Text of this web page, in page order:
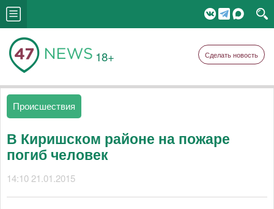
18+ Сделать новость
Происшествия
В Киришском районе на пожаре
погиб человек
14:10 21.01.2015